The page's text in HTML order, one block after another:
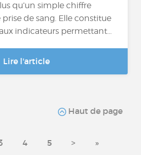
qu’un simple chiffre
de sang. Elle constitue
indicateurs permettant…
Lire l'article
Haut de page
4 5 > »